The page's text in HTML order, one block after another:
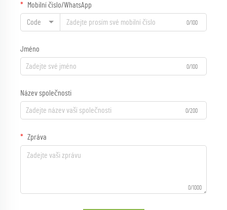
Mobilní číslo/WhatsApp
Code 0/100
Jméno
0/100
Název společnosti
0/200
Zpráva
0/1000